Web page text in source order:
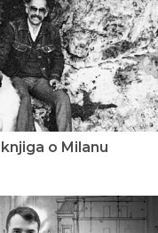
o Milanu